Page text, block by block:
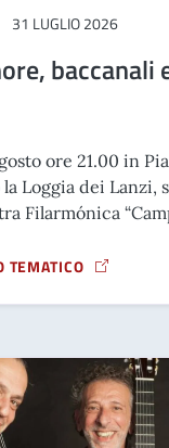
31 LUGLIO 2026
baccanali
ore 21.00 in
Loggia dei Lanzi,
Filarmónica
TEMATICO
MAGIE SONORE,